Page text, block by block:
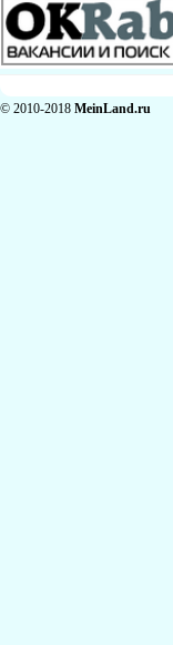
© 2010-2018 MeinLand.ru